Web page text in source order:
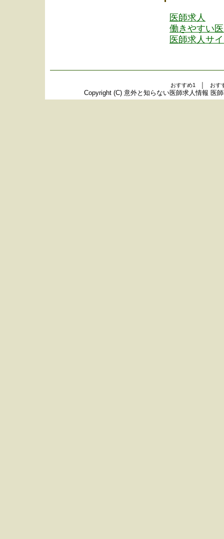
医師求人
働きやすい
医師求人サ
おすすめ1 │ お
Copyright (C) 意外と知らない医師求人情報 医